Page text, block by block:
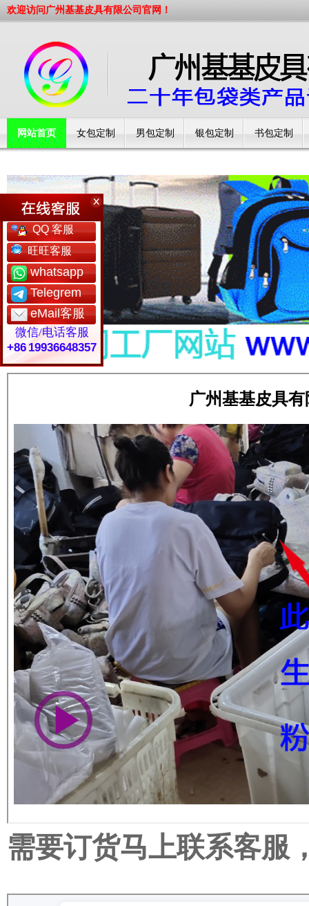
欢迎访问广州基基皮具有限公司官网！
网站首页 女包定制 男包定制 银包定制 书包定制
需要订货马上联系客服
QQ 客服
旺旺客服
whatsapp
Telegrem
eMail客服
微信/电话客服
+86 19936648357